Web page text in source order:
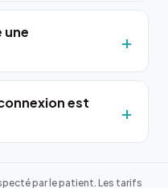
une
est
par le patient. Les tarifs